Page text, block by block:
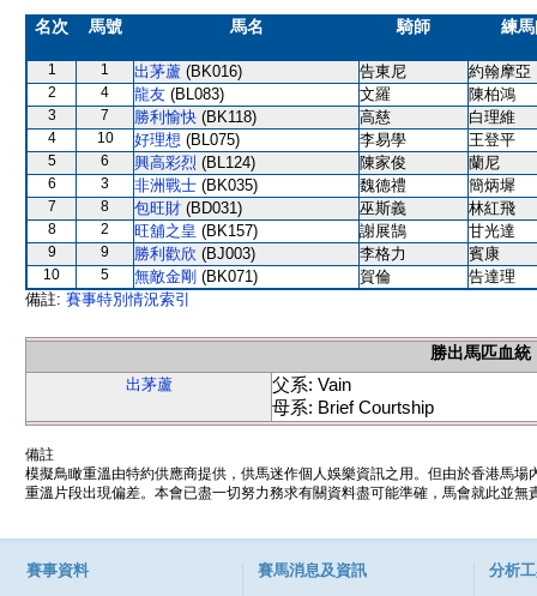
名次 馬號 馬名 騎師 練
1 1 出茅蘆 (BK016) 告東尼 約翰摩亞
2 4 龍友 (BL083) 文羅 陳柏鴻
3 7 勝利愉快 (BK118) 高慈 白理維
4 10 好理想 (BL075) 李易學 王登平
5 6 興高彩烈 (BL124) 陳家俊 蘭尼
6 3 非洲戰士 (BK035) 魏德禮 簡炳墀
7 8 包旺財 (BD031) 巫斯義 林紅飛
8 2 旺舖之皇 (BK157) 謝展鵠 甘光達
9 9 勝利歡欣 (BJ003) 李格力 賓康
10 5 無敵金剛 (BK071) 賀倫
告達理
備註: 賽事特別情況索引
勝出馬匹血統
出茅蘆
父系: Vain
母系: Brief Courtship
備註
模擬鳥瞰重溫由特約供應商提供，供馬迷作個人娛樂資訊之用。但由於香港馬
重溫片段出現偏差。本會已盡一切努力務求有關資料盡可能準確，馬會就此並
賽事資料 賽馬消息及資訊 分析